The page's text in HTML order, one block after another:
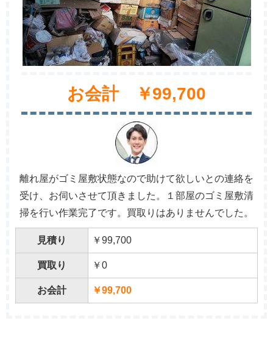
お会計 ￥99,700
離れ屋がゴミ屋敷状態なので助けて欲しいとの連絡を
受け、お伺いさせて頂きました。１部屋のゴミ屋敷清
掃を行い作業完了です。買取りはありませんでした。
見積り ￥99,700
買取り ￥0
お会計 ￥99,700